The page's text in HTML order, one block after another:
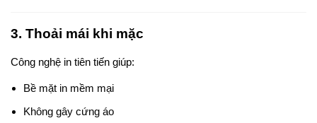
3. Thoải mái khi mặc
Công nghệ in tiên tiến giúp:
Bề mặt in mềm mại
Không gây cứng áo